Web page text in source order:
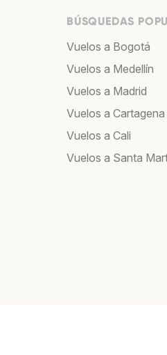
BÚSQUEDAS
Vuelos a Bogotá
Vuelos a Medellín
Vuelos a Madrid
Vuelos a
Vuelos a Cali
Vuelos a Santa